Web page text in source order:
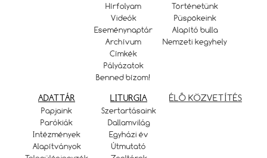
Hírfolyam
Videók
Eseménynaptár
Archívum
Címkék
Pályázatok
Benned bízom!
Történetünk
Püspökeink
Alapító bulla
Nemzeti kegyhely
ADATTÁR
Papjaink
Parókiák
Intézmények
Alapítványok
LITURGIA
Szertartásaink
Dallamvilág
Egyházi év
Útmutató
ÉLŐ KÖZVETÍTÉS